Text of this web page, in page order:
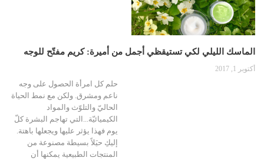
الماسك الليلي لكي تستيقظي أجمل من أميرة: كريم مفتّح للوجه
أكتوبر 1, 2017
حلم كل امرأة الحصول على وجه
ناعم ومشرق. ولكن مع نمط الحياة
الحاليّ والتلوّث والمواد
الكيميائيّة...التي تهاجم البشرة كلّ
يوم فهذا يؤثر عليها ويجعلها باهتة.
إليكِ حيَلاً بسيطة مصنوعة من
المنتجات الطبيعية يمكنها أن